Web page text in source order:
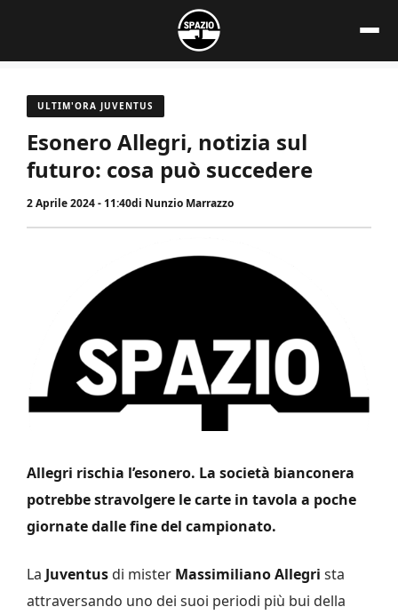
contenuto
ULTIM'ORA JUVENTUS
Esonero Allegri, notizia sul
futuro: cosa può succedere
2 Aprile 2024 - 11:40di Nunzio Marrazzo
Allegri rischia l’esonero. La società bianconera
potrebbe stravolgere le carte in tavola a poche
giornate dalle fine del campionato.
La Juventus di mister Massimiliano Allegri sta
attraversando uno dei suoi periodi più bui della